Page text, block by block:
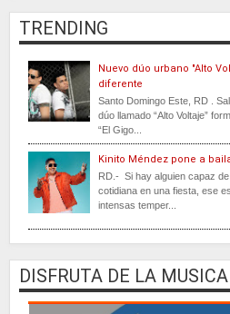
TRENDING
Nuevo dúo urbano "Alto
diferente
Santo Domingo Este, RD .
dúo llamado “Alto Voltaje”
“El Gigo...
Kinito Méndez pone a
RD.- Si hay alguien capaz
cotidiana en una fiesta, ese
intensas temper...
DISFRUTA DE LA MUSICA